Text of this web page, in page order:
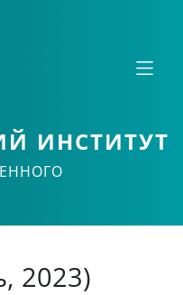
ИНСТИТУТ
2023)